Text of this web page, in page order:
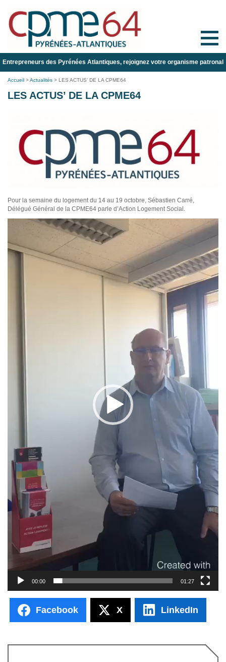
Toggle
Entrepreneurs des Pyrénées Atlantiques, rejoignez votre organisme patronal
Accueil >Actualités > LES ACTUS’ DE LA CPME64
LES ACTUS’ DE LA CPME64
Pour la semaine du logement du 14 au 19 octobre, Sébastien Carré,
Délégué Général de la CPME64 parle d’Action Logement Social.
00:00 01:27
Facebook X LinkedIn